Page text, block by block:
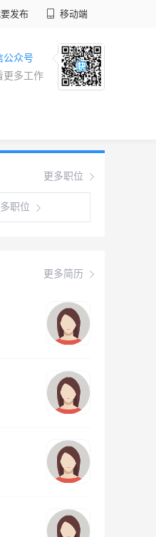
发布 移动端
公众号
更多工作
更多职位
职位
更多简历